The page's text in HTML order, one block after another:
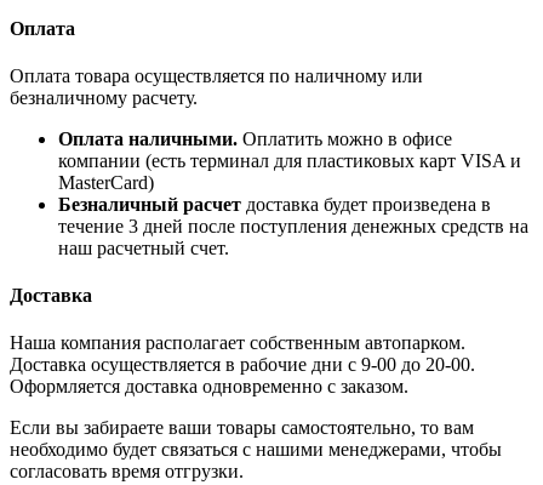
Оплата
Оплата товара осуществляется по наличному или
безналичному расчету.
Оплата наличными. Оплатить можно в офисе
компании (есть терминал для пластиковых карт VISA и
MasterCard)
Безналичный расчет доставка будет произведена в
течение 3 дней после поступления денежных средств на
наш расчетный счет.
Доставка
Наша компания располагает собственным автопарком.
Доставка осуществляется в рабочие дни с 9-00 до 20-00.
Оформляется доставка одновременно с заказом.
Если вы забираете ваши товары самостоятельно, то вам
необходимо будет связаться с нашими менеджерами, чтобы
согласовать время отгрузки.